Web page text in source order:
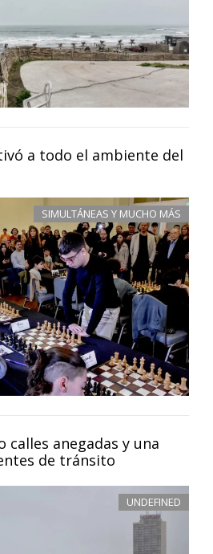
a todo el ambiente del
SIMULTÁNEAS Y MUCHO MÁS
calles anegadas y una
de tránsito
UNDEFINED